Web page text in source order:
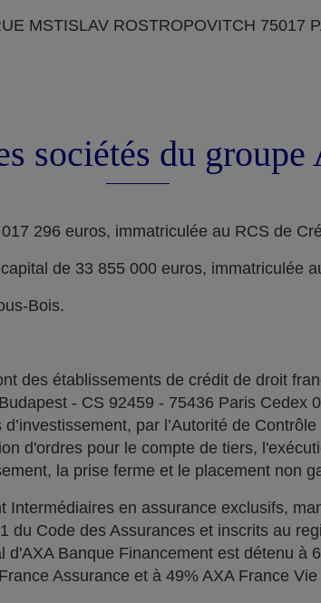
MSTISLAV ROSTROPOVITCH 75017
sociétés du
296 euros, immatriculée au RCS de
de 33 855 000 euros, immatriculée
Bois.
des établissements de crédit de droit
- CS 92459 - 75436 Paris Cedex
par l’Autorité de
d'ordres pour le compte de tiers,
la prise ferme et le placement non
en assurance exclusifs,
Code des Assurances et inscrits au
d'AXA Banque Financement est détenu à
Assurance et à 49% AXA France Vie